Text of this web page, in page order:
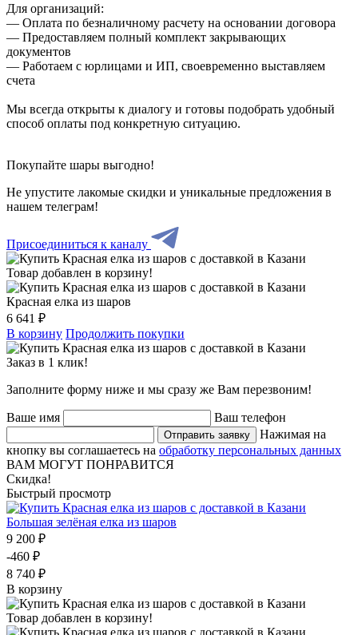
Для организаций:
— Оплата по безналичному расчету на основании договора
— Предоставляем полный комплект закрывающих
документов
— Работаем с юрлицами и ИП, своевременно выставляем
счета
Мы всегда открыты к диалогу и готовы подобрать удобный
способ оплаты под конкретную ситуацию.
Покупайте шары выгодно!
Не упустите лакомые скидки и уникальные предложения в
нашем телеграм!
Присоединиться к каналу
Товар добавлен в корзину!
Красная елка из шаров
6 641 ₽
В корзину Продолжить покупки
Заказ в 1 клик!
Заполните форму ниже и мы сразу же Вам перезвоним!
Ваше имя Ваш телефон
Отправить заявку
Нажимая на
кнопку вы соглашаетесь на обработку персональных данных
ВАМ МОГУТ ПОНРАВИТСЯ
Скидка!
Быстрый просмотр
Большая зелёная елка из шаров
9 200 ₽
-460 ₽
8 740 ₽
В корзину
Товар добавлен в корзину!